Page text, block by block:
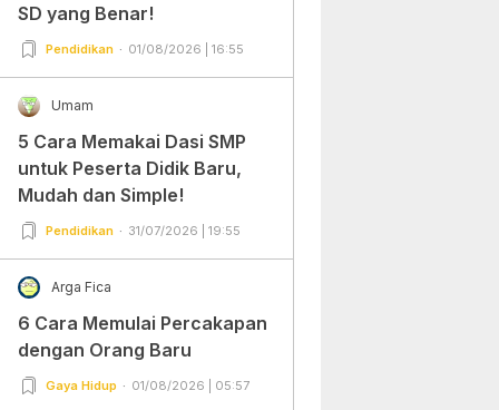
SD yang Benar!
Pendidikan 01/08/2026 | 16:55
Umam
5 Cara Memakai Dasi SMP
untuk Peserta Didik Baru,
Mudah dan Simple!
Pendidikan 31/07/2026 | 19:55
Arga Fica
6 Cara Memulai Percakapan
dengan Orang Baru
Gaya Hidup 01/08/2026 | 05:57